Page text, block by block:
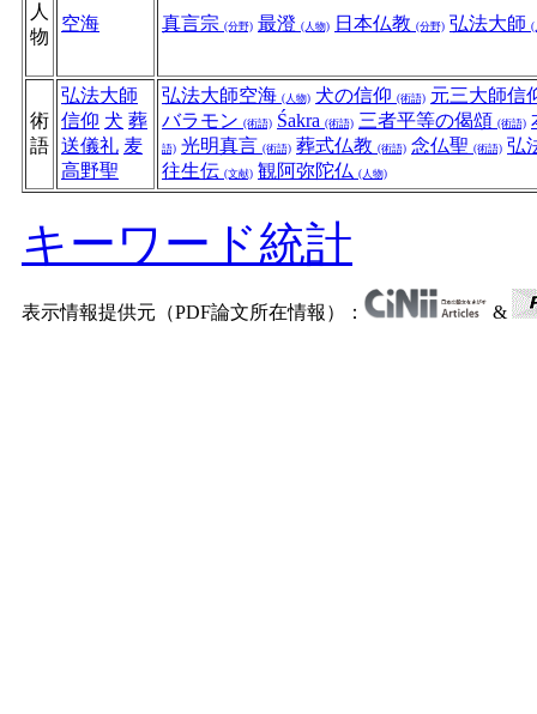
人
物
空海 真言宗 (分野) 最澄 (人物) 日本仏教 (分野) 弘法大師 (
術
語
弘法大師
信仰 犬 葬
送儀礼 麦
高野聖
弘法大師空海 (人物) 犬の信仰 (術語) 元三大師信
バラモン (術語) Śakra (術語) 三者平等の偈頌 (術語)
語) 光明真言 (術語) 葬式仏教 (術語) 念仏聖 (術語) 弘
往生伝 (文献) 観阿弥陀仏 (人物)
キーワード統計
表示情報提供元（PDF論文所在情報）： &